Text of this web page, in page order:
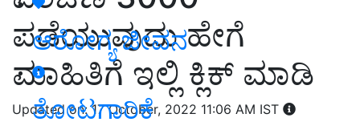
ಆರೋಗ್ಯ ಜೀವನ
ತೋಟಗಾರಿಕೆ
ಪಡೆಯುವುದು ಹೇಗೆ
ಮಾಹಿತಿಗೆ ಇಲ್ಲಿ ಕ್ಲಿಕ್ ಮಾಡಿ
Updated on: 17 October, 2022 11:06 AM IST